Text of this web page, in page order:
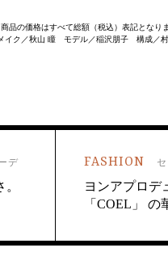
品の価格はすべて総額（税込）表記となりま
ク／秋山 瞳 モデル／稲沢朋子 構成／村
デ FASHION
ヨンアプロデ
「COEL」